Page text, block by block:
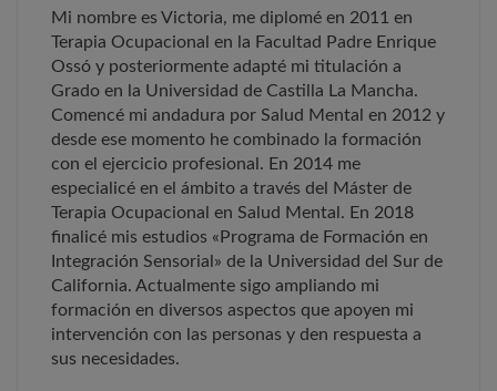
Mi nombre es Victoria, me diplomé en 2011 en
Terapia Ocupacional en la Facultad Padre Enrique
Ossó y posteriormente adapté mi titulación a
Grado en la Universidad de Castilla La Mancha.
Comencé mi andadura por Salud Mental en 2012 y
desde ese momento he combinado la formación
con el ejercicio profesional. En 2014 me
especialicé en el ámbito a través del Máster de
Terapia Ocupacional en Salud Mental. En 2018
finalicé mis estudios «Programa de Formación en
Integración Sensorial» de la Universidad del Sur de
California. Actualmente sigo ampliando mi
formación en diversos aspectos que apoyen mi
intervención con las personas y den respuesta a
sus necesidades.